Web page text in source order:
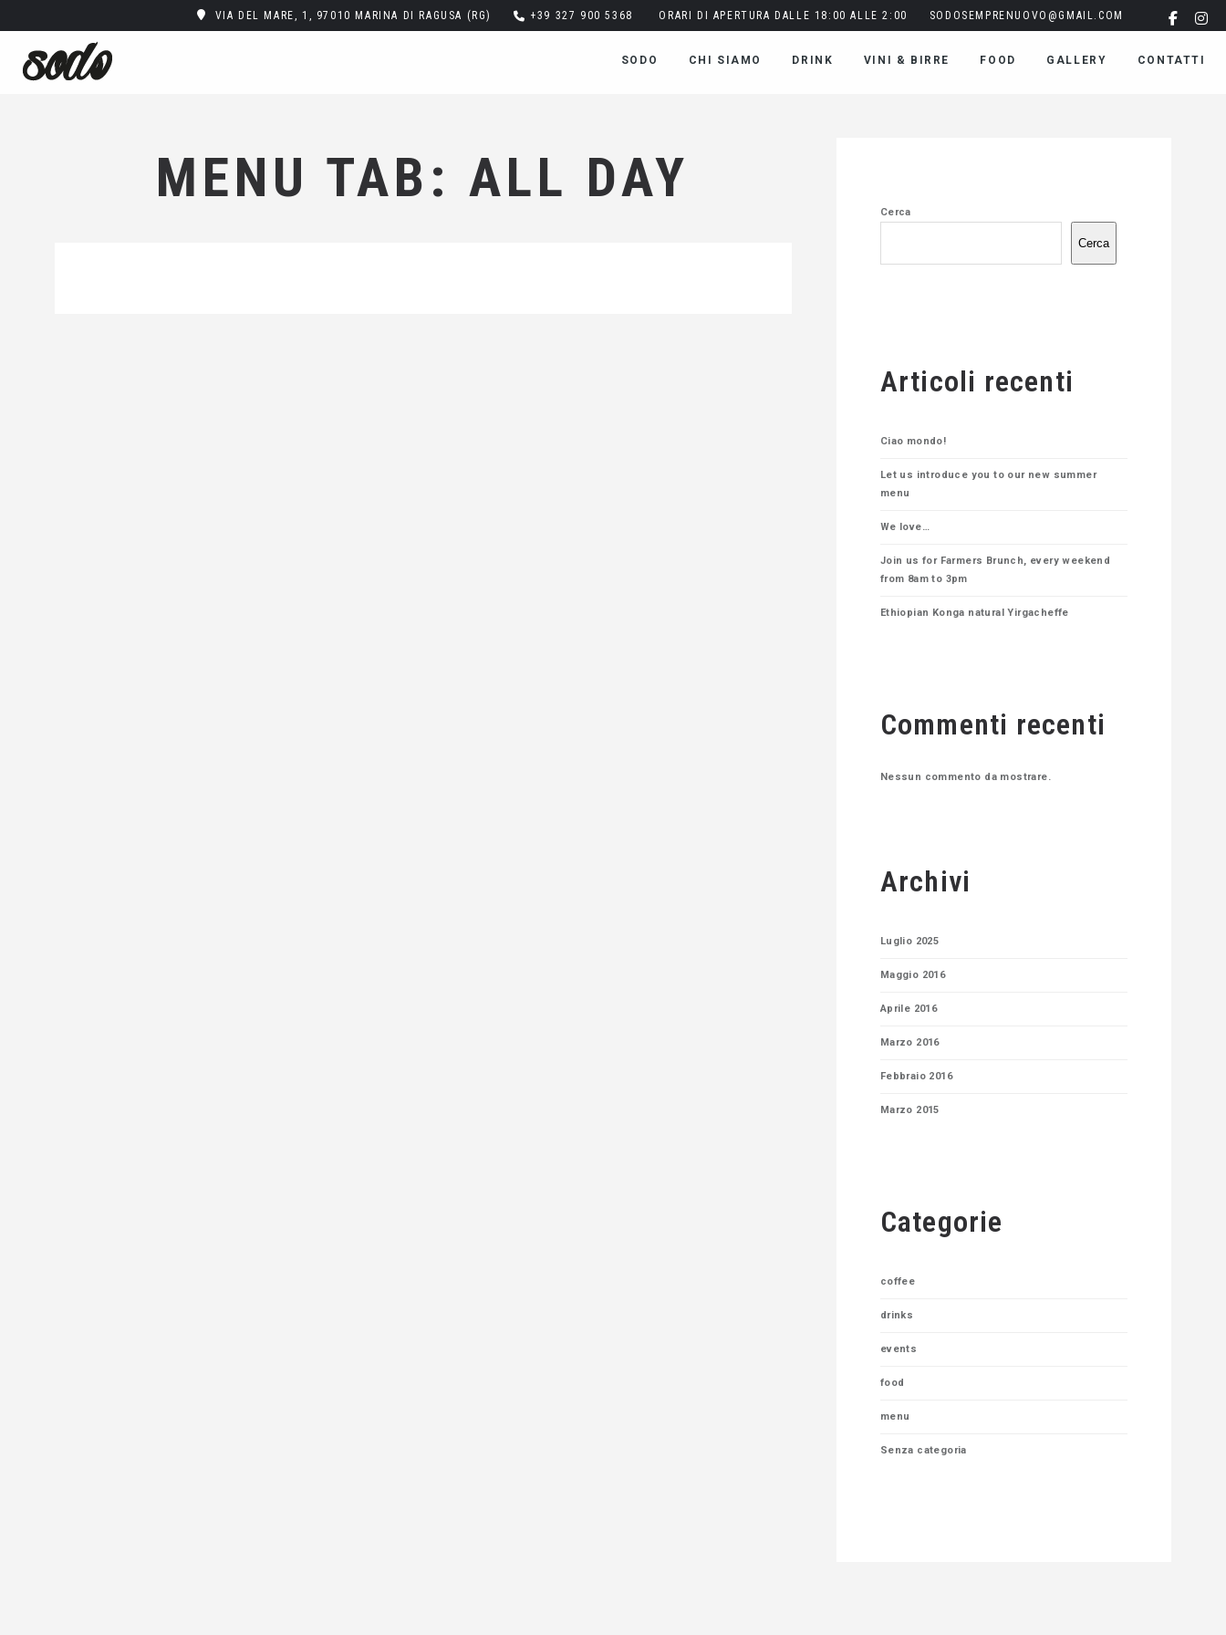
VIA DEL MARE, 1, 97010 MARINA DI RAGUSA (RG) +39 327 900 5368 ORARI DI APERTURA DALLE 18:00 ALLE 2:00 SODOSEMPRENUOVO@GMAIL.COM
SODO CHI SIAMO DRINK VINI & BIRRE FOOD GALLERY CONTATTI
MENU TAB: ALL DAY
Cerca
Cerca
Articoli recenti
Ciao mondo!
Let us introduce you to our new summer
menu
We love…
Join us for Farmers Brunch, every weekend
from 8am to 3pm
Ethiopian Konga natural Yirgacheffe
Commenti recenti
Nessun commento da mostrare.
Archivi
Luglio 2025
Maggio 2016
Aprile 2016
Marzo 2016
Febbraio 2016
Marzo 2015
Categorie
coffee
drinks
events
food
menu
Senza categoria